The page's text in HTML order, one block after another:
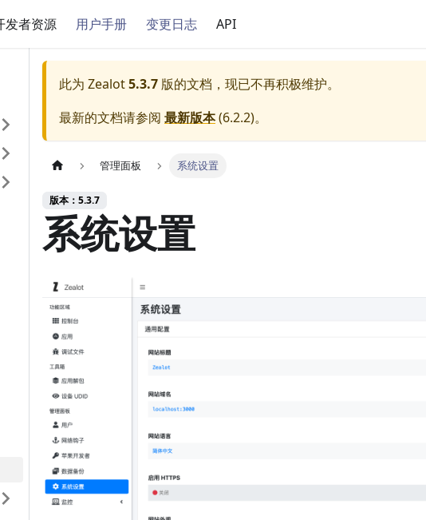
发者资源 用户手册 变更日志 API
此为 Zealot5.3.7 版的文档，现已不再积极维护。
最新的文档请参阅 最新版本(6.2.2)。
管理面板 系统设置
版本：5.3.7
系统设置